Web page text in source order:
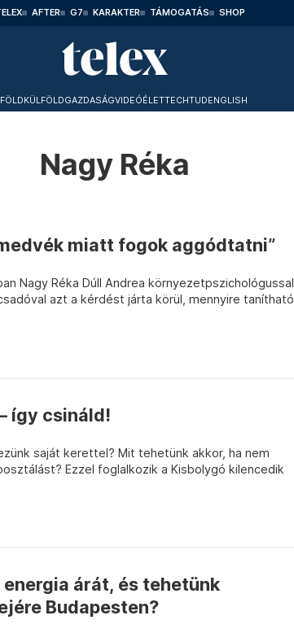
AFTER G7 KARAKTER TÁMOGATÁS SHOP
KÜLFÖLDGAZDASÁGVIDEÓÉLETTECHTUDENGLISH
Nagy Réka
miatt fogok aggódtatni”
Nagy Réka Dúll Andrea környezetpszichológussal
azt a kérdést járta körül, mennyire tanítható
így csináld!
saját kerettel? Mit tehetünk akkor, ha nem
Ezzel foglalkozik a Kisbolygó kilencedik
árát, és tehetünk
Budapesten?